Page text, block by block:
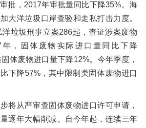
批，2017年审批量同比下降35%。海
大洋垃圾口岸查验和走私打击力度。
垃圾刑事立案286起，查证涉案废物
年，固体废物实际进口量同比下降
体废物进口量下降12%。今年季度，
下降57%，其中限制类固体废物进口
将从严审查固体废物进口许可申请，
逐年大幅削减。自今年起，连续三年